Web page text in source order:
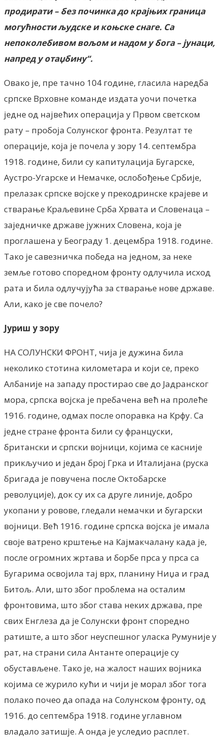
продирати – без починка до крајњих граница
могућности људске и коњске снаге. Са
непоколебивом вољом и надом у бога – јунаци,
напред у отаџбину“.
Овако је, пре тачно 104 године, гласила наредба
српске Врховне команде издата уочи почетка
једне од највећих операција у Првом светском
рату – пробоја Солунског фронта. Резултат те
операције, која је почела у зору 14. септембра
1918. године, били су капитулација Бугарске,
Аустро-Угарске и Немачке, ослобођење Србије,
прелазак српске војске у прекодринске крајеве и
стварање Краљевине Срба Хрвата и Словенаца –
заједничке државе јужних Словена, која је
проглашена у Београду 1. децембра 1918. године.
Тако је савезничка победа на једном, за неке
земље готово споредном фронту одлучила исход
рата и била одлучујућа за стварање нове државе.
Али, како је све почело?
Јуриш у зору
НА СОЛУНСКИ ФРОНТ, чија је дужина била
неколико стотина километара и који се, преко
Албаније на западу простирао све до Јадранског
мора, српска војска је пребачена већ на пролеће
1916. године, одмах после опоравка на Крфу. Са
једне стране фронта били су француски,
британски и српски војници, којима се касније
прикључио и један број Грка и Италијана (руска
бригада је повучена после Октобарске
револуције), док су их са друге линије, добро
укопани у ровове, гледали немачки и бугарски
војници. Већ 1916. године српска војска је имала
своје ватрено крштење на Кајмакчалану када је,
после огромних жртава и борбе прса у прса са
Бугарима освојила тај врх, планину Ниџа и град
Битољ. Али, што због проблема на осталим
фронтовима, што због става неких држава, пре
свих Енглеза да је Солунски фронт споредно
ратиште, а што због неуспешног уласка Румуније у
рат, на страни сила Антанте операције су
обустављене. Тако је, на жалост наших војника
којима се журило кући и чији је морал због тога
полако почео да опада на Солунском фронту, од
1916. до септембра 1918. године углавном
владало затишје. А онда је уследио расплет.